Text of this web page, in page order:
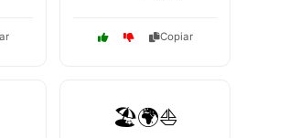
Copiar
🏖️🌍⛵